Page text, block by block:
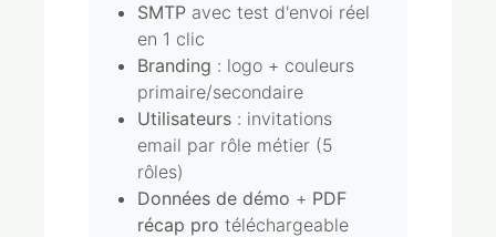
SMTP avec test d'envoi réel
en 1 clic
Branding : logo + couleurs
primaire/secondaire
Utilisateurs : invitations
email par rôle métier (5
rôles)
Données de démo + PDF
récap pro téléchargeable